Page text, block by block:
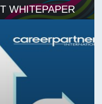
WHITEPAPER
ДАЛЕЕ